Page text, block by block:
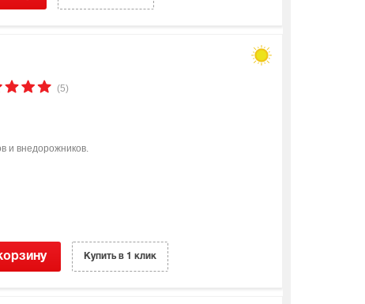
(5)
и внедорожников.
Купить в 1 клик